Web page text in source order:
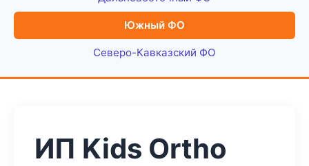
Южный ФО
Северо-Кавказский ФО
ИП Kids Ortho